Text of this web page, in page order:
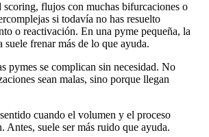
scoring, flujos con muchas bifurcaciones o
si todavía no has resuelto
o reactivación. En una pyme pequeña, la
suele frenar más de lo que ayuda.
pymes se complican sin necesidad. No
sean malas, sino porque llegan
cuando el volumen y el proceso
Antes, suele ser más ruido que ayuda.